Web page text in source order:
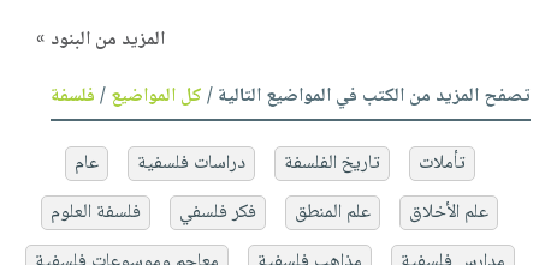
المزيد من البنود »
تصفح المزيد من الكتب في المواضيع التالية /كل المواضيع/فلسفة
تأملات تاريخ الفلسفة دراسات فلسفية
عام
علم الأخلاق
علم المنطق فكر فلسفي
فلسفة العلوم